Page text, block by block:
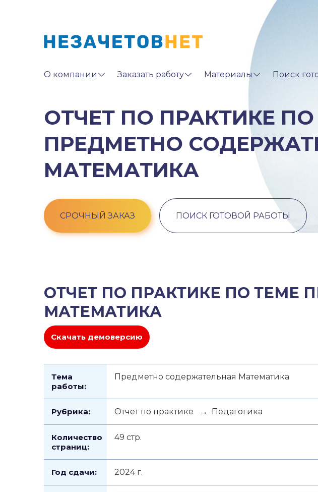
О компании Заказать работу Материалы Поиск
ОТЧЕТ ПО ПРАКТИКЕ
ПРЕДМЕТНО
МАТЕМАТИКА
СРОЧНЫЙ ЗАКАЗ ПОИСК ГОТОВОЙ РАБОТЫ
ОТЧЕТ ПО ПРАКТИКЕ ПО ТЕМЕ
МАТЕМАТИКА
Скачать демоверсию
Тема
работы:
Предметно содержательная Математика
Рубрика: Отчет по практике → Педагогика
Количество
страниц:
49 стр.
Год сдачи: 2024 г.